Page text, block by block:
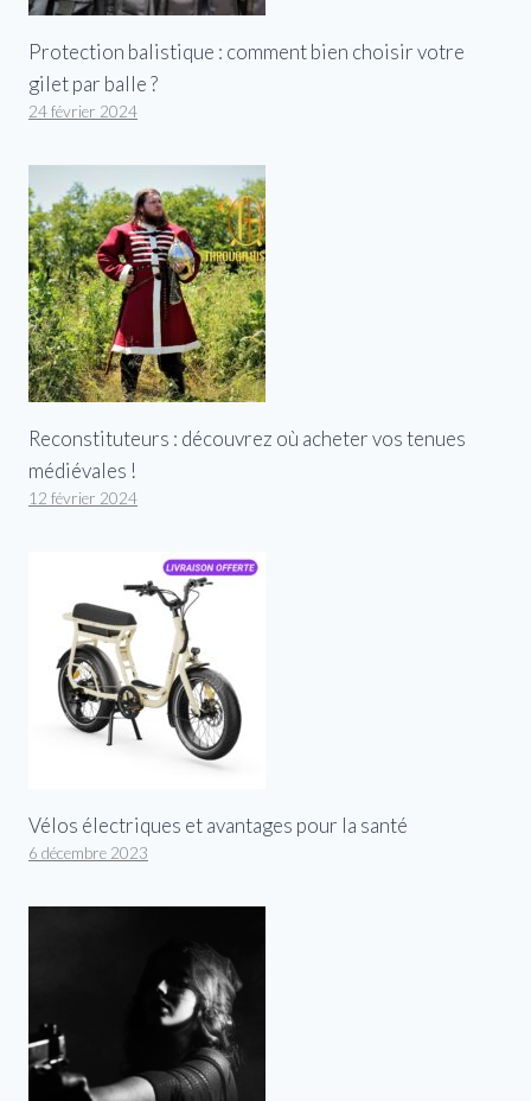
Protection balistique : comment bien choisir votre
gilet par balle ?
24 février 2024
Reconstituteurs : découvrez où acheter vos tenues
médiévales !
12 février 2024
Vélos électriques et avantages pour la santé
6 décembre 2023